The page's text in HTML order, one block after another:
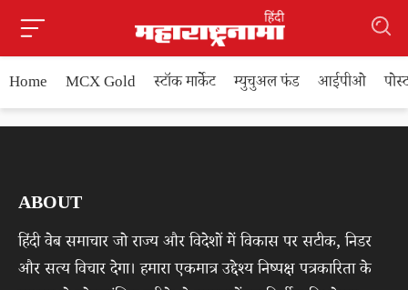
Home MCX Gold स्टॉक मार्केट म्युचुअल फंड आईपीओ
ABOUT
हिंदी वेब समाचार जो राज्य और विदेशों में विकास पर सटीक, निडर
और सत्य विचार देगा। हमारा एकमात्र उद्देश्य निष्पक्ष पत्रकारिता के